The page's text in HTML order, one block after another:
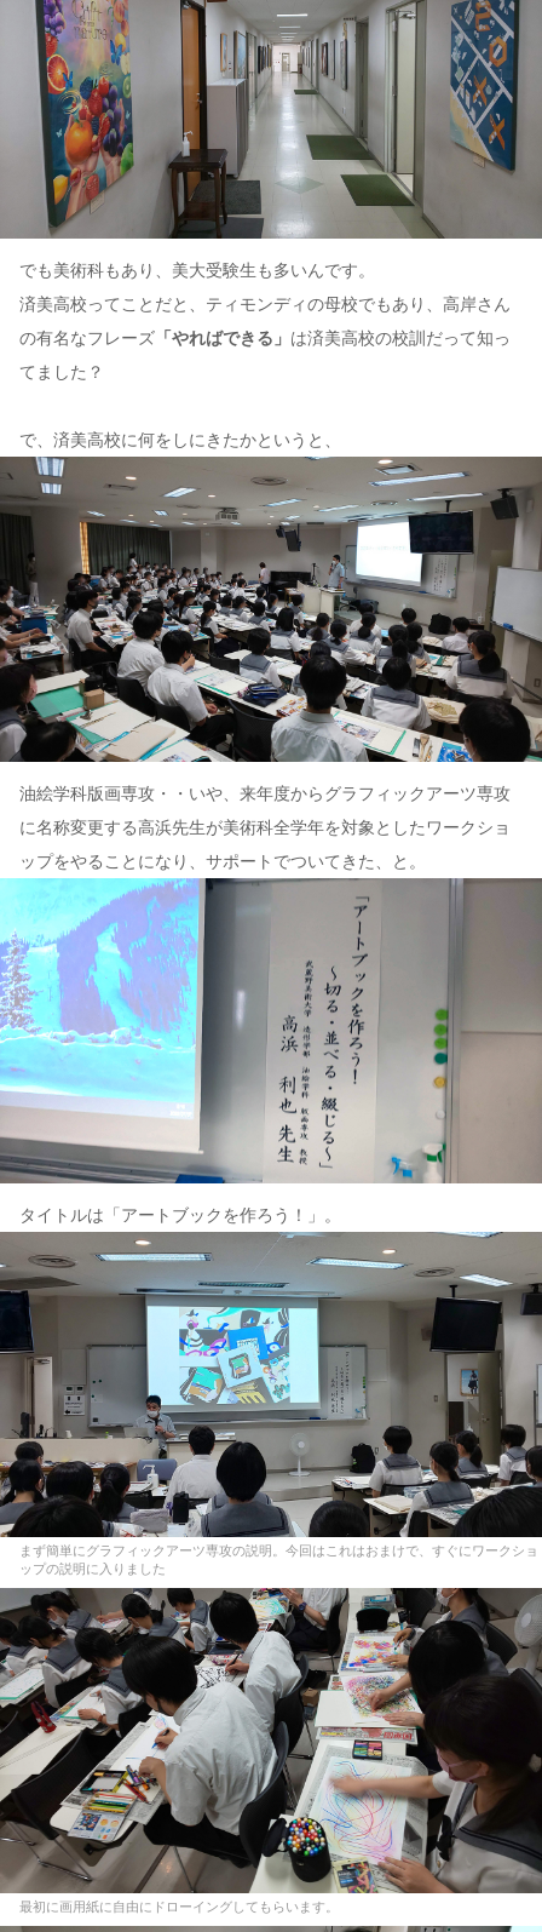
でも美術科もあり、美大受験生も多いんです。
済美高校ってことだと、ティモンディの母校でもあり、高岸さん
の有名なフレーズ 「やればできる」 は済美高校の校訓だって知っ
てました？
で、済美高校に何をしにきたかというと、
油絵学科版画専攻・・いや、来年度からグラフィックアーツ専攻
に名称変更する高浜先生が美術科全学年を対象としたワークショ
ップをやることになり、サポートでついてきた、と。
タイトルは「アートブックを作ろう！」。
まず簡単にグラフィックアーツ専攻の説明。今回はこれはおまけで、すぐにワークショ
ップの説明に入りました
最初に画用紙に自由にドローイングしてもらいます。